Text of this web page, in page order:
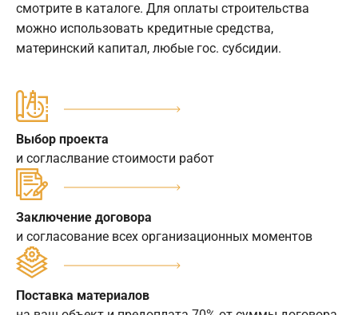
смотрите в каталоге. Для оплаты строительства
можно использовать кредитные средства,
материнский капитал, любые гос. субсидии.
Выбор проекта
и согласлвание стоимости работ
Заключение договора
и согласование всех организационных моментов
Поставка материалов